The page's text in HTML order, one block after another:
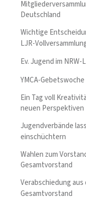
Deutschland
Wichtige
LJR-
Ev. Jugend im NRW-
YMCA-Gebetswoche
Ein Tag voll
neuen Perspektiven
Jugendverbände
einschüchtern
Wahlen zum
Gesamtvorstand
Verabschiedung aus
Gesamtvorstand